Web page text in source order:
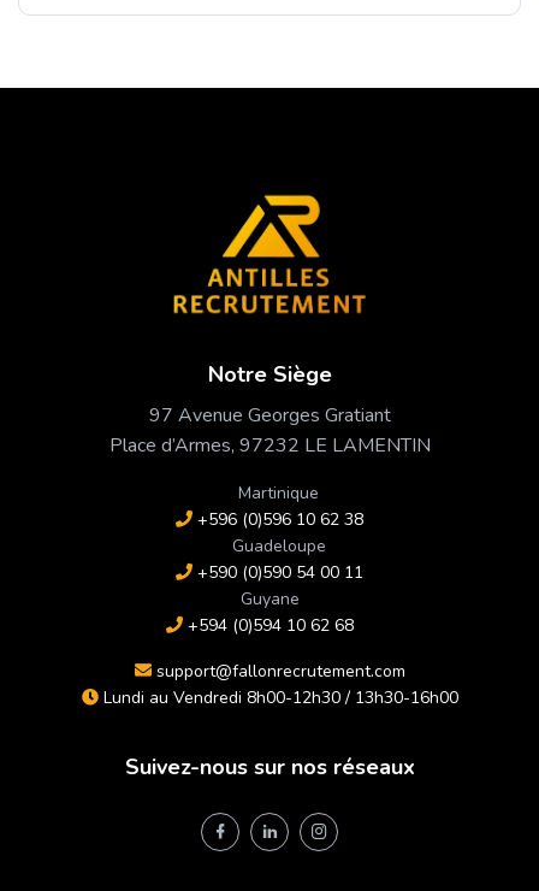
Notre Siège
97 Avenue Georges Gratiant
Place d’Armes, 97232 LE LAMENTIN
Martinique
+596 (0)596 10 62 38
Guadeloupe
+590 (0)590 54 00 11
Guyane
+594 (0)594 10 62 68
support@fallonrecrutement.com
Lundi au Vendredi 8h00-12h30 / 13h30-16h00
Suivez-nous sur nos réseaux